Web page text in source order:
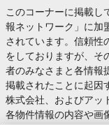
このコーナーに掲載し
報ネットワーク」に加
されています。信頼性
をしておりますが、そ
者のみなさまと各情報
掲載されたことに起因
株式会社、およびアッ
各物件情報の内容や画